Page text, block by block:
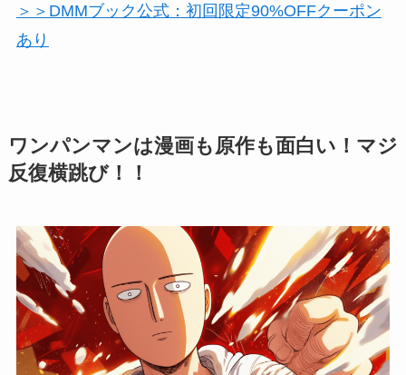
＞＞DMMブック公式：初回限定90%OFFクーポン
あり
ワンパンマンは漫画も原作も面白い！マジ
反復横跳び！！